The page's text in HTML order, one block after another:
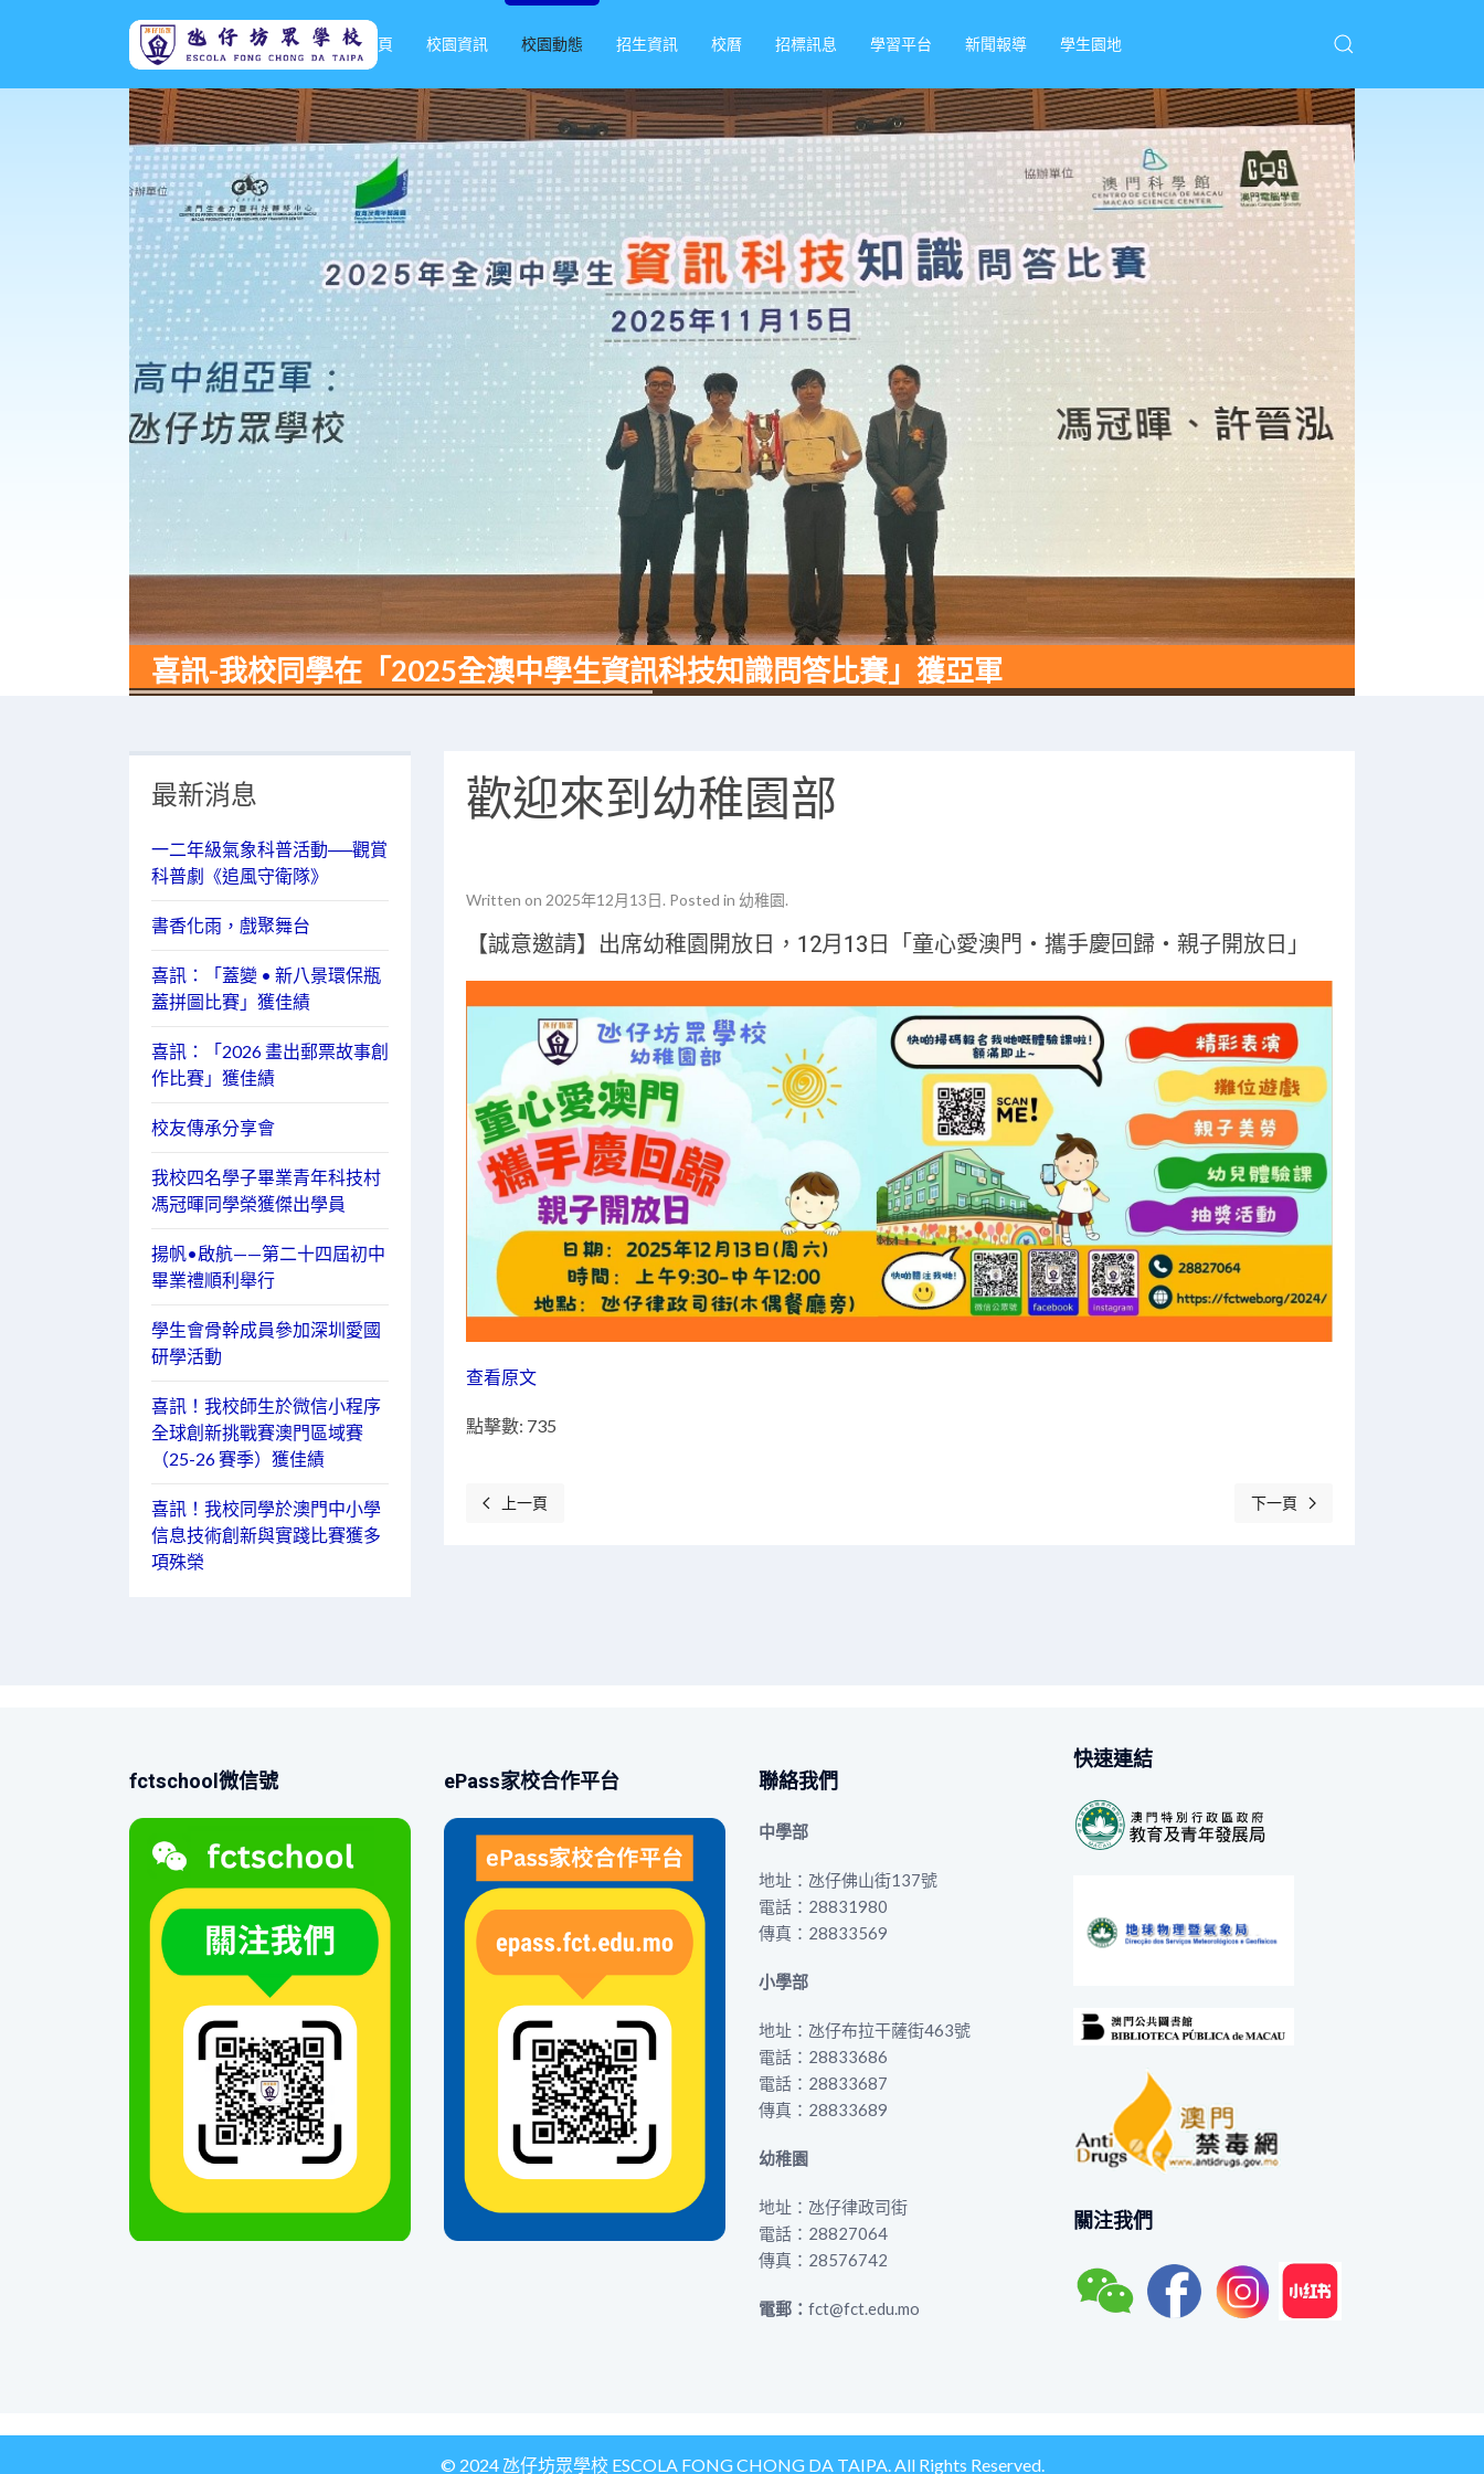
首頁 校園資訊 校園動態 招生資訊 校曆 招標訊息 學習平台 新聞報導 學生園地
喜訊-我校同學在「2025全澳中學生資訊科技知識問答比賽」獲亞軍
最新消息
一二年級氣象科普活動──觀賞
科普劇《追風守衛隊》
書香化雨，戲聚舞台
喜訊：「蓋變 • 新八景環保瓶
蓋拼圖比賽」獲佳績
喜訊：「2026 畫出郵票故事創
作比賽」獲佳績
校友傳承分享會
我校四名學子畢業青年科技村
馮冠暉同學榮獲傑出學員
揚帆•啟航——第二十四屆初中
畢業禮順利舉行
學生會骨幹成員參加深圳愛國
研學活動
喜訊！我校師生於微信小程序
全球創新挑戰賽澳門區域賽
（25-26 賽季）獲佳績
喜訊！我校同學於澳門中小學
信息技術創新與實踐比賽獲多
項殊榮
歡迎來到幼稚園部
Written on 2025年12月13日. Posted in 幼稚園.
【誠意邀請】出席幼稚園開放日，12月13日「童心愛澳門‧攜手慶回歸‧親子開放日」
查看原文
點擊數: 735
上一篇文章: K1級及K2級「花展種植童參與」活動
上一頁 下一篇文章: K3級「文學時空大
下一頁
fctschool微信號 ePass家校合作平台 聯絡我們
中學部
地址：氹仔佛山街137號
電話：28831980
傳真：28833569
小學部
地址：氹仔布拉干薩街463號
電話：28833686
電話：28833687
傳真：28833689
幼稚園
地址：氹仔律政司街
電話：28827064
傳真：28576742
電郵： fct@fct.edu.mo
快速連結
關注我們
© 2024 氹仔坊眾學校 ESCOLA FONG CHONG DA TAIPA. All Rights Reserved.